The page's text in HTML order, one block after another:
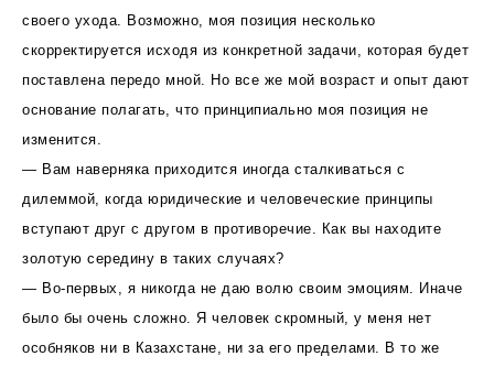
своего ухода. Возможно, моя позиция несколько
скорректируется исходя из конкретной задачи, которая будет
поставлена передо мной. Но все же мой возраст и опыт дают
основание полагать, что принципиально моя позиция не
изменится.
— Вам наверняка приходится иногда сталкиваться с
дилеммой, когда юридические и человеческие принципы
вступают друг с другом в противоречие. Как вы находите
золотую середину в таких случаях?
— Во-первых, я никогда не даю волю своим эмоциям. Иначе
было бы очень сложно. Я человек скромный, у меня нет
особняков ни в Казахстане, ни за его пределами. В то же